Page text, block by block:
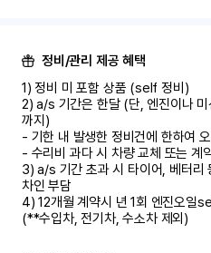
정비/관리 제공 혜택
1) 정비 미 포함 상품 (self 정비)
2) a/s 기간은 한달 (단, 엔진이나
까지)
- 기한 내 발생한 정비건에 한하여
- 수리비 과다 시 차량 교체 또는 계
3) a/s 기간 초과 시 타이어, 베터리
차인 부담
4) 12개월 계약시 년 1회 엔진오일
(**수입차, 전기차, 수소차 제외)